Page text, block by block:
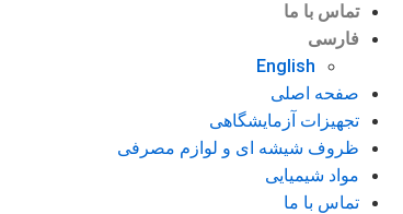
تماس با ما
فارسی
English
صفحه اصلی
تجهیزات آزمایشگاهی
ظروف شیشه ای و لوازم مصرفی
مواد شیمیایی
تماس با ما